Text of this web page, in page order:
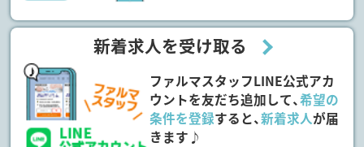
新着求人を受け取る
ファルマスタッフLINE公式アカ
ウントを友だち追加して、希望の
条件を登録すると、新着求人が届
きます♪